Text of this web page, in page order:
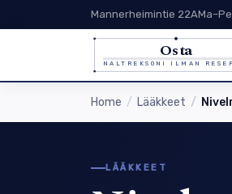
Mannerheimintie 22A
Osta
NALTREKSONI ILMAN
Home Lääkkeet
LÄÄKKEET